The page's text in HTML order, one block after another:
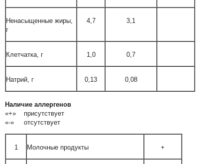
Ненасыщенные жиры,
г
4,7 3,1
Клетчатка, г 1,0 0,7
Натрий, г 0,13 0,08
Наличие аллергенов
«+» присутствует
«-» отсутствует
1 Молочные продукты +